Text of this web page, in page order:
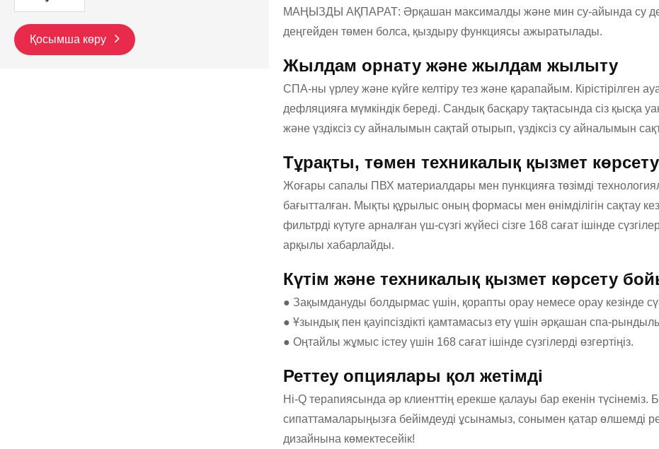
Қосымша көру
МАҢЫЗДЫ АҚПАРАТ: Әрқашан максималды және мин су-айында су
деңгейден төмен болса, қыздыру функциясы ажыратылады.
Жылдам орнату және жылдам жылыту
СПА-ны үрлеу және күйге келтіру тез және қарапайым. Кірістірілген
дефляцияға мүмкіндік береді. Сандық басқару тақтасында сіз қысқа
және үздіксіз су айналымын сақтай отырып, үздіксіз су айналымын
Тұрақты, төмен техникалық қызмет
Жоғары сапалы ПВХ материалдары мен пункцияға төзімді
бағытталған. Мықты құрылыс оның формасы мен өнімділігін сақтау
фильтрді күтуге арналған үш-сүзгі жүйесі сізге 168 сағат ішінде
арқылы хабарлайды.
Күтім және техникалық қызмет көрсету
● Зақымдануды болдырмас үшін, қорапты орау немесе орау кезінде
● Ұзындық пен қауіпсіздікті қамтамасыз ету үшін әрқашан спа-
● Оңтайлы жұмыс істеу үшін 168 сағат ішінде сүзгілерді өзгертіңіз.
Реттеу опциялары қол жетімді
Hi-Q терапиясында әр клиенттің ерекше қалауы бар екенін түсінеміз.
сипаттамаларыңызға бейімдеуді ұсынамыз, сонымен қатар өлшемді
дизайнына көмектесейік!